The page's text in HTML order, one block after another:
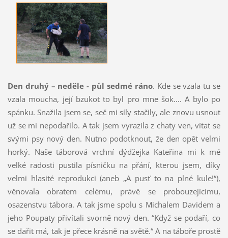
Den druhý – neděle - půl sedmé ráno. Kde se vzala tu se
vzala moucha, její bzukot to byl pro mne šok.... A bylo po
spánku. Snažila jsem se, seč mi síly stačily, ale znovu usnout
už se mi nepodařilo. A tak jsem vyrazila z chaty ven, vítat se
svými psy nový den. Nutno podotknout, že den opět velmi
horký. Naše táborová vrchní dýdžejka Kateřina mi k mé
velké radosti pustila písničku na přání, kterou jsem, díky
velmi hlasité reprodukci (aneb „A pusť to na plné kule!“),
věnovala obratem celému, právě se probouzejícímu,
osazenstvu tábora. A tak jsme spolu s Michalem Davidem a
jeho Poupaty přivítali svorně nový den. “Když se podaří, co
se dařit má, tak je přece krásně na světě.“ A na táboře prostě